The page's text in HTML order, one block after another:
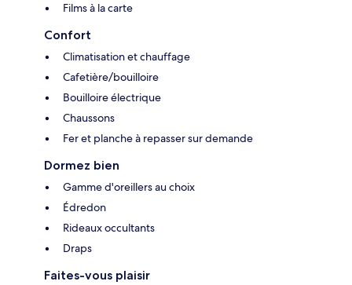
Films à la carte
Confort
Climatisation et chauffage
Cafetière/bouilloire
Bouilloire électrique
Chaussons
Fer et planche à repasser sur demande
Dormez bien
Gamme d'oreillers au choix
Édredon
Rideaux occultants
Draps
Faites-vous plaisir